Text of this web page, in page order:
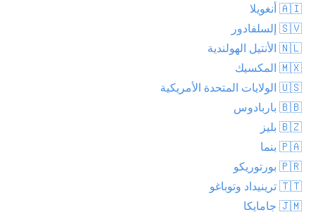
🇦🇮 أنغويلا
🇸🇻 إلسلفادور
🇳🇱 الأنتيل الهولندية
🇲🇽 المكسيك
🇺🇸 الولايات المتحدة الأمريكية
🇧🇧 باربادوس
🇧🇿 بليز
🇵🇦 بنما
🇵🇷 بورتوريكو
🇹🇹 ترينيداد وتوباغو
🇯🇲 جامايكا